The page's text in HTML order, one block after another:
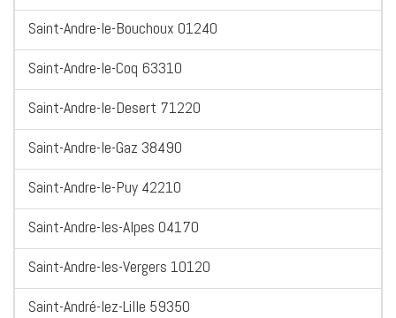
Saint-Andre-le-Bouchoux 01240
Saint-Andre-le-Coq 63310
Saint-Andre-le-Desert 71220
Saint-Andre-le-Gaz 38490
Saint-Andre-le-Puy 42210
Saint-Andre-les-Alpes 04170
Saint-Andre-les-Vergers 10120
Saint-André-lez-Lille 59350